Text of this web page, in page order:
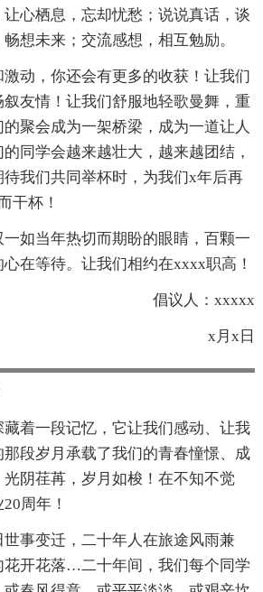
心栖息，忘却忧愁；说说真话，谈
想未来；交流感想，相互勉励。
动，你还会有更多的收获！让我们
友情！让我们舒服地轻歌曼舞，重
聚会成为一架桥梁，成为一道让人
同学会越来越壮大，越来越团结，
我们共同举杯时，为我们x年后再
干杯！
如当年热切而期盼的眼睛，百颗一
在等待。让我们相约在xxxx职高！
倡议人：xxxxx
x月x日
着一段记忆，它让我们感动、让我
段岁月承载了我们的青春憧憬、成
阴荏苒，岁月如梭！在不知不觉
周年！
事变迁，二十年人在旅途风雨兼
花开花落…二十年间，我们每个同学